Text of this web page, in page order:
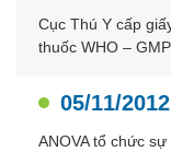
Cục Thú Y cấp
thuốc WHO –
05/11/2012
ANOVA tổ chức